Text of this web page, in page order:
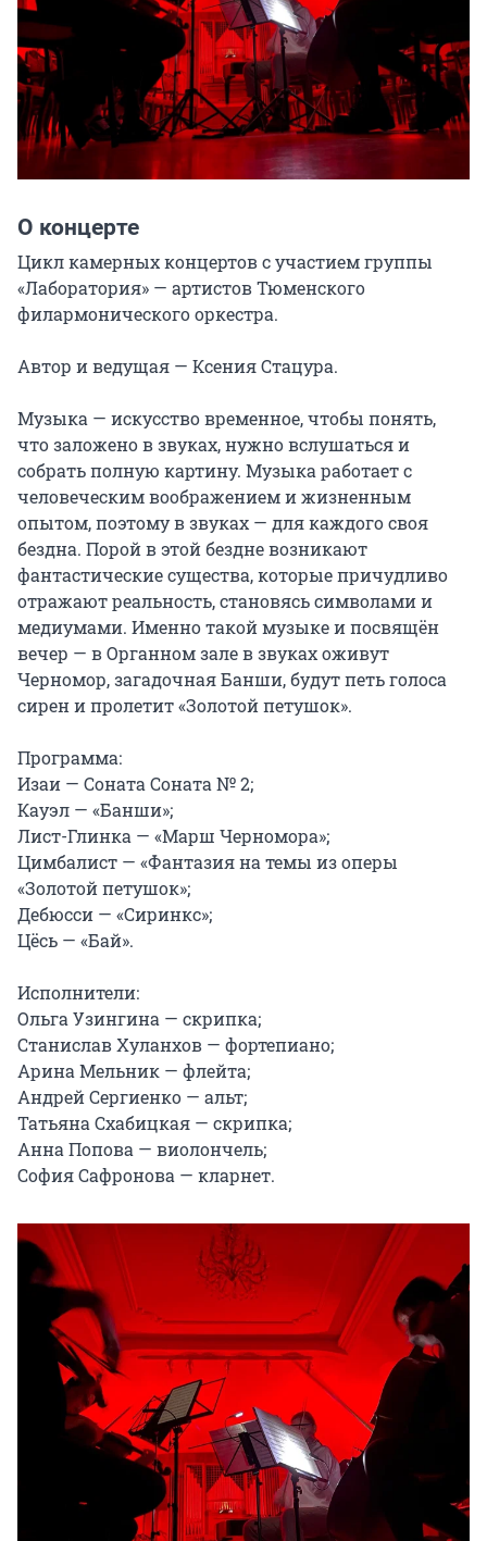
О концерте
Цикл камерных концертов с участием группы
«Лаборатория» — артистов Тюменского
филармонического оркестра.
Автор и ведущая — Ксения Стацура.
Музыка — искусство временное, чтобы понять,
что заложено в звуках, нужно вслушаться и
собрать полную картину. Музыка работает с
человеческим воображением и жизненным
опытом, поэтому в звуках — для каждого своя
бездна. Порой в этой бездне возникают
фантастические существа, которые причудливо
отражают реальность, становясь символами и
медиумами. Именно такой музыке и посвящён
вечер — в Органном зале в звуках оживут
Черномор, загадочная Банши, будут петь голоса
сирен и пролетит «Золотой петушок».
Программа:
Изаи — Соната Соната № 2;
Кауэл — «Банши»;
Лист-Глинка — «Марш Черномора»;
Цимбалист — «Фантазия на темы из оперы
«Золотой петушок»;
Дебюсси — «Сиринкс»;
Цёсь — «Бай».
Исполнители:
Ольга Узингина — скрипка;
Станислав Хуланхов — фортепиано;
Арина Мельник — флейта;
Андрей Сергиенко — альт;
Татьяна Схабицкая — скрипка;
Анна Попова — виолончель;
София Сафронова — кларнет.